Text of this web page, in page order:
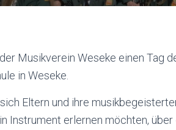
Musikverein Weseke einen Tag
in Weseke.
Eltern und ihre
Instrument erlernen möchten, über